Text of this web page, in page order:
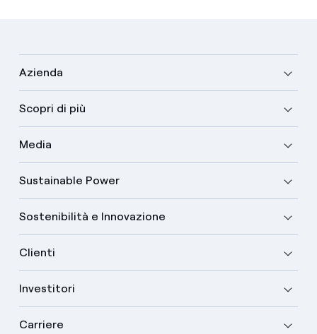
Azienda
Scopri di più
Media
Sustainable Power
Sostenibilità e Innovazione
Clienti
Investitori
Carriere